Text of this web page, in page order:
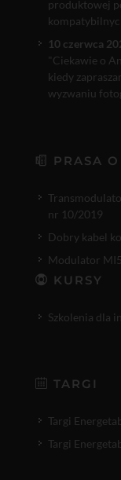
produktowej
10 czerwca
"Ciekawie o
kiedy
wyzwaniu
PRASA
nr 10/2019
Dobry kabel
Modulator
KURSY
Szkolenia dla
TARGI
Targi
Targi